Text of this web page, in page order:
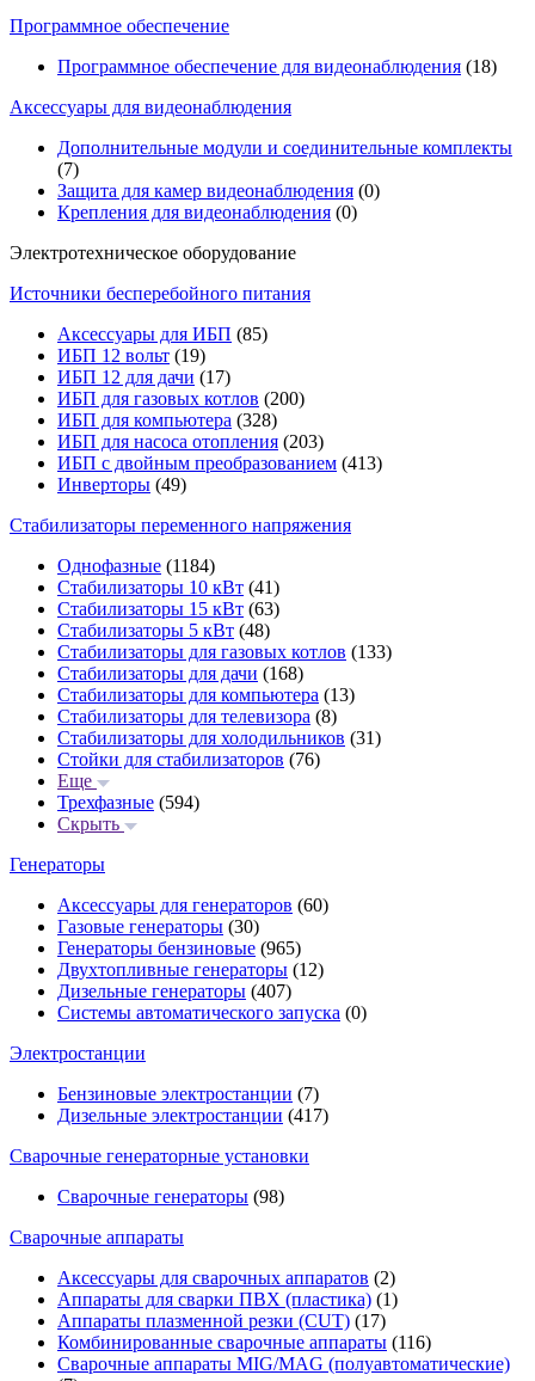
Программное обеспечение
Программное обеспечение для видеонаблюдения (18)
Аксессуары для видеонаблюдения
Дополнительные модули и соединительные комплекты
(7)
Защита для камер видеонаблюдения (0)
Крепления для видеонаблюдения (0)
Электротехническое оборудование
Источники бесперебойного питания
Аксессуары для ИБП (85)
ИБП 12 вольт (19)
ИБП 12 для дачи (17)
ИБП для газовых котлов (200)
ИБП для компьютера (328)
ИБП для насоса отопления (203)
ИБП с двойным преобразованием (413)
Инверторы (49)
Стабилизаторы переменного напряжения
Однофазные (1184)
Стабилизаторы 10 кВт (41)
Стабилизаторы 15 кВт (63)
Стабилизаторы 5 кВт (48)
Стабилизаторы для газовых котлов (133)
Стабилизаторы для дачи (168)
Стабилизаторы для компьютера (13)
Стабилизаторы для телевизора (8)
Стабилизаторы для холодильников (31)
Стойки для стабилизаторов (76)
Еще
Трехфазные (594)
Скрыть
Генераторы
Аксессуары для генераторов (60)
Газовые генераторы (30)
Генераторы бензиновые (965)
Двухтопливные генераторы (12)
Дизельные генераторы (407)
Системы автоматического запуска (0)
Электростанции
Бензиновые электростанции (7)
Дизельные электростанции (417)
Сварочные генераторные установки
Сварочные генераторы (98)
Сварочные аппараты
Аксессуары для сварочных аппаратов (2)
Аппараты для сварки ПВХ (пластика) (1)
Аппараты плазменной резки (CUT) (17)
Комбинированные сварочные аппараты (116)
Сварочные аппараты MIG/MAG (полуавтоматические)